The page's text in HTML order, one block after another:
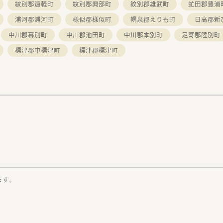
紋別郡遠軽町 紋別郡興部町 紋別郡雄武町
虻田郡豊浦
浦河郡浦河町
様似郡様似町 幌泉郡えりも町
日高郡
中川郡幕別町
中川郡池田町 中川郡本別町
足寄郡陸別町
標津郡中標津町
標津郡標津町
。